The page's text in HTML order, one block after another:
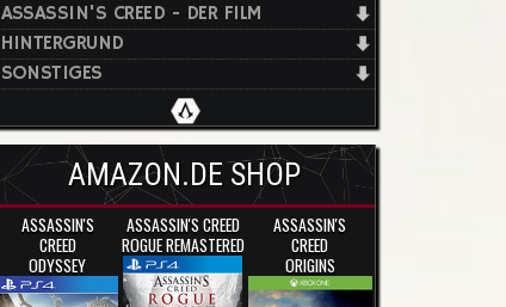
ASSASSIN'S CREED - DER FILM
HINTERGRUND
SONSTIGES
AMAZON.DE SHOP
ASSASSIN'S
CREED
ODYSSEY
ASSASSIN'S CREED
ROGUE REMASTERED
ASSASSIN'S
CREED
ORIGINS